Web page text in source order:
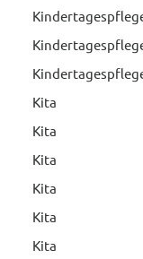
Kita
Kita
Kita
Kita
Kita
Kita